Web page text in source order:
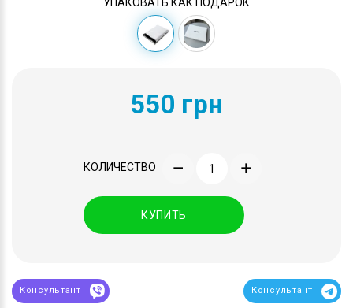
550 грн
КОЛИЧЕСТВО
КУПИТЬ
Консультант Консультант